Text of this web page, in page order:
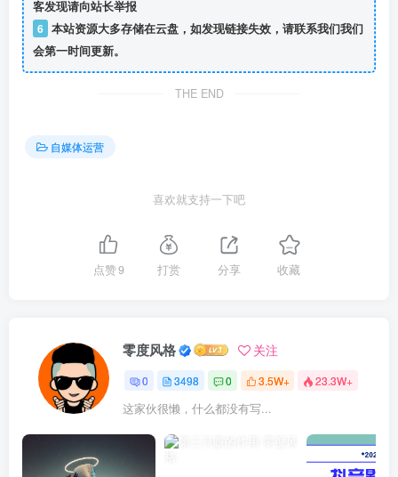
客发现请向站长举报
6 本站资源大多存储在云盘，如发现链接失效，请联系我们我们
会第一时间更新。
THE END
自媒体运营
喜欢就支持一下吧
点赞9 打赏 分享 收藏
零度风格 关注
0 3498 0 3.5W+ 23.3W+
这家伙很懒，什么都没有写...